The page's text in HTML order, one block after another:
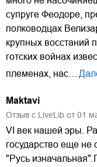
супруге Феодоре,
полководцах
крупных восстаний
готских войнах
племенах, нас…
Maktavi
Отзыв с LiveLib от 01
VI век нашей эры.
государство еще не
"Русь